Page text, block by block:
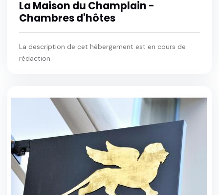
La Maison du Champlain -
Chambres d'hôtes
La description de cet hébergement est en cours de
rédaction.